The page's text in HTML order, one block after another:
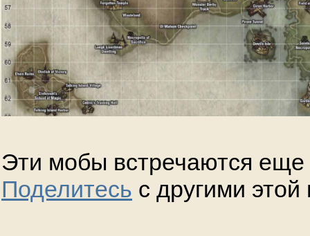
Эти мобы встречаются еще
Поделитесь с другими